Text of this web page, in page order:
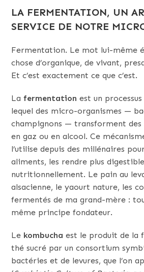
LA FERMENTATION, UN
SERVICE DE NOTRE
Fermentation. Le mot lui-même
chose d’organique, de vivant,
Et c’est exactement ce que c’est.
Lafermentation est un
lequel des micro-organismes —
champignons — transforment des
en gaz ou en alcool. Ce
l’utilise depuis des millénaires
aliments, les rendre plus
nutritionnellement. Le pain au
alsacienne, le yaourt nature, les
fermentés de ma grand-mère :
même principe fondateur.
Le kombucha est le produit de la
thé sucré par un consortium
bactéries et de levures, que l’on